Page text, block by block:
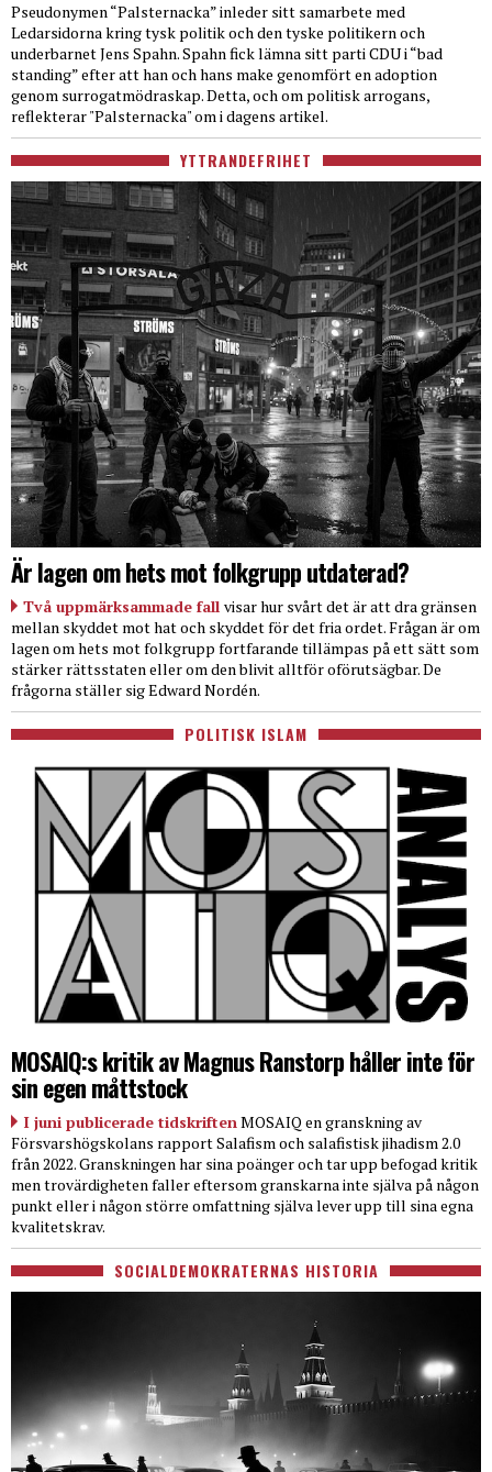
Pseudonymen “Palsternacka” inleder sitt samarbete med
Ledarsidorna kring tysk politik och den tyske politikern och
underbarnet Jens Spahn. Spahn fick lämna sitt parti CDU i “bad
standing” efter att han och hans make genomfört en adoption
genom surrogatmödraskap. Detta, och om politisk arrogans,
reflekterar "Palsternacka" om i dagens artikel.
YTTRANDEFRIHET
Är lagen om hets mot folkgrupp utdaterad?
Två uppmärksammade fall visar hur svårt det är att dra gränsen
mellan skyddet mot hat och skyddet för det fria ordet. Frågan är om
lagen om hets mot folkgrupp fortfarande tillämpas på ett sätt som
stärker rättsstaten eller om den blivit alltför oförutsägbar. De
frågorna ställer sig Edward Nordén.
POLITISK ISLAM
MOSAIQ:s kritik av Magnus Ranstorp håller inte för
sin egen måttstock
I juni publicerade tidskriften MOSAIQ en granskning av
Försvarshögskolans rapport Salafism och salafistisk jihadism 2.0
från 2022. Granskningen har sina poänger och tar upp befogad kritik
men trovärdigheten faller eftersom granskarna inte själva på någon
punkt eller i någon större omfattning själva lever upp till sina egna
kvalitetskrav.
SOCIALDEMOKRATERNAS HISTORIA